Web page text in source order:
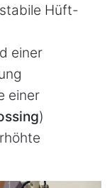
Hüft-
einer
einer
)